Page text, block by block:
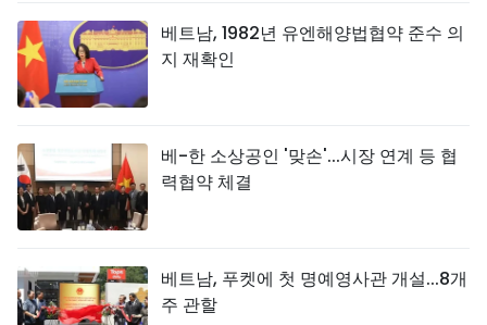
베트남, 1982년 유엔해양법협약 준수 의
지 재확인
베-한 소상공인 '맞손'...시장 연계 등 협
력협약 체결
베트남, 푸켓에 첫 명예영사관 개설...8개
주 관할